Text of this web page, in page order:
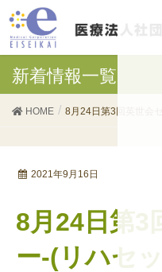
新着情報一覧
HOME 8月24日第3回英世会
2021年9月16日
8月24日第3回英世会セミナ
ー-(リハセッ